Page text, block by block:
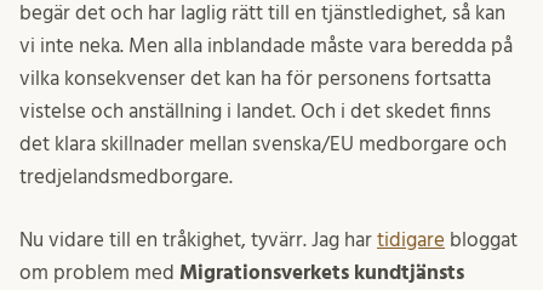
begär det och har laglig rätt till en tjänstledighet, så kan
vi inte neka. Men alla inblandade måste vara beredda på
vilka konsekvenser det kan ha för personens fortsatta
vistelse och anställning i landet. Och i det skedet finns
det klara skillnader mellan svenska/EU medborgare och
tredjelandsmedborgare.
Nu vidare till en tråkighet, tyvärr. Jag har tidigare bloggat
om problem med Migrationsverkets kundtjänsts